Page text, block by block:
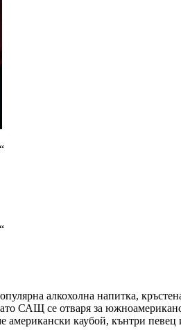
алкохолна напитка,
САЩ се отваря за
американски каубой, кънтри